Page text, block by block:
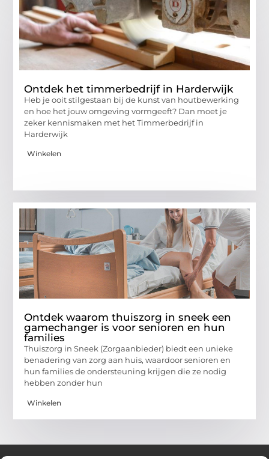
Ontdek het timmerbedrijf in Harderwijk
Heb je ooit stilgestaan bij de kunst van houtbewerking
en hoe het jouw omgeving vormgeeft? Dan moet je
zeker kennismaken met het Timmerbedrijf in
Harderwijk
Winkelen
Ontdek waarom thuiszorg in sneek een
gamechanger is voor senioren en hun
families
Thuiszorg in Sneek (Zorgaanbieder) biedt een unieke
benadering van zorg aan huis, waardoor senioren en
hun families de ondersteuning krijgen die ze nodig
hebben zonder hun
Winkelen